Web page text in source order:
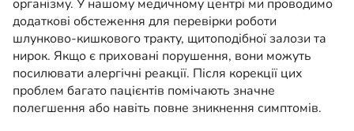
організму. У нашому медичному центрі ми проводимо
додаткові обстеження для перевірки роботи
шлунково-кишкового тракту, щитоподібної залози та
нирок. Якщо є приховані порушення, вони можуть
посилювати алергічні реакції. Після корекції цих
проблем багато пацієнтів помічають значне
полегшення або навіть повне зникнення симптомів.